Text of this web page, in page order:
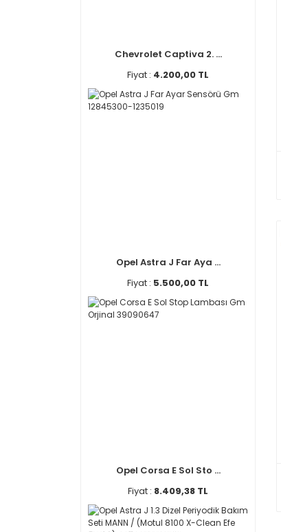
Chevrolet Captiva 2. ...
Fiyat : 4.200,00 TL
Opel Astra J Far Aya ...
Fiyat : 5.500,00 TL
Opel Corsa E Sol Sto ...
Fiyat : 8.409,38 TL